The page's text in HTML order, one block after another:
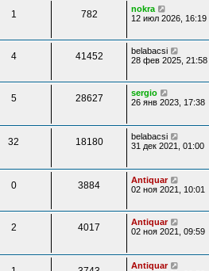
1 782
nokra
12 июл 2026, 16:19
4 41452
belabacsi
28 фев 2025, 21:58
5 28627
sergio
26 янв 2023, 17:38
32 18180
belabacsi
31 дек 2021, 01:00
0 3884
Antiquar
02 ноя 2021, 10:01
2 4017
Antiquar
02 ноя 2021, 09:59
Antiquar